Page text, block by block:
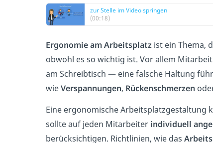
zur Stelle im Video springen
(00:18)
Ergonomie am Arbeitsplatz ist ein Thema,
obwohl es so wichtig ist. Vor allem
am Schreibtisch — eine falsche Haltung
wieVerspannungen, Rückenschmerzen
Eine ergonomische Arbeitsplatzgestaltung
sollte auf jeden Mitarbeiter individuell
berücksichtigen. Richtlinien, wie das